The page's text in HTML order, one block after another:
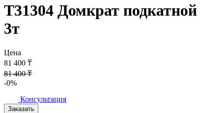
T31304 Домкрат подкатной
3т
Цена
81 400 ₸
81 400 ₸
-0%
Консультация
Заказать